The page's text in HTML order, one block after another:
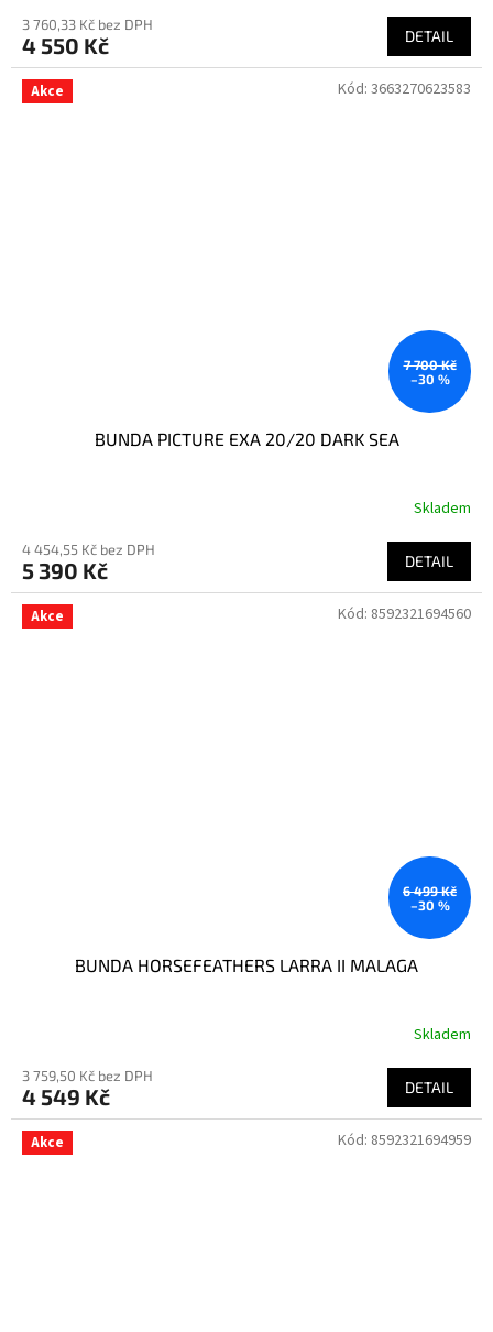
3 760,33 Kč bez DPH
4 550 Kč DETAIL
Akce
7 700 Kč
–30 %
BUNDA PICTURE EXA 20/20 DARK SEA
Skladem
4 454,55 Kč bez DPH
5 390 Kč DETAIL
Kód: 3663270623583
Akce
6 499 Kč
–30 %
BUNDA HORSEFEATHERS LARRA II MALAGA
Skladem
3 759,50 Kč bez DPH
4 549 Kč DETAIL
Kód: 8592321694560
Akce Kód: 8592321694959